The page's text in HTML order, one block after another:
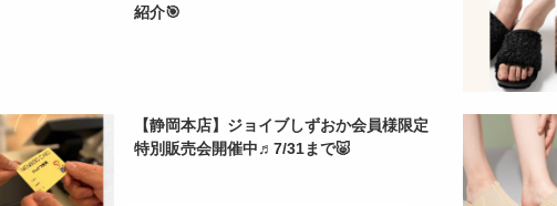
紹介🎯
【静岡本店】ジョイブしずおか会員様限定
特別販売会開催中♬7/31まで🐷